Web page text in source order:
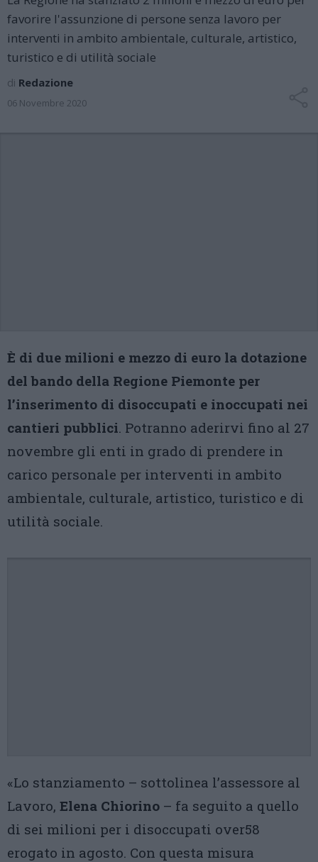
favorire l'assunzione di persone senza lavoro per
interventi in ambito ambientale, culturale, artistico,
turistico e di utilità sociale
di Redazione
06 Novembre 2020
È di due milioni e mezzo di euro la dotazione
del bando della Regione Piemonte per
l’inserimento di disoccupati e inoccupati nei
cantieri pubblici. Potranno aderirvi fino al 27
novembre gli enti in grado di prendere in
carico personale per interventi in ambito
ambientale, culturale, artistico, turistico e di
utilità sociale.
«Lo stanziamento – sottolinea l’assessore al
Lavoro, Elena Chiorino – fa seguito a quello
di sei milioni per i disoccupati over58
erogato in agosto. Con questa misura